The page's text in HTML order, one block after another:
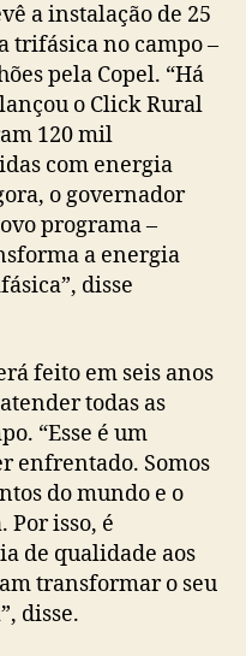
a instalação de 25
trifásica no campo –
pela Copel. “Há
o Click Rural
120 mil
com energia
o governador
programa –
a energia
disse
feito em seis anos
todas as
“Esse é um
enfrentado. Somos
do mundo e o
isso, é
de qualidade aos
transformar o seu
disse.